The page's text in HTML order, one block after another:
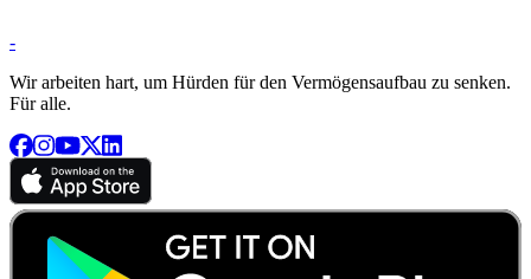
-
Wir arbeiten hart, um Hürden für den Vermögensaufbau zu senken.
Für alle.